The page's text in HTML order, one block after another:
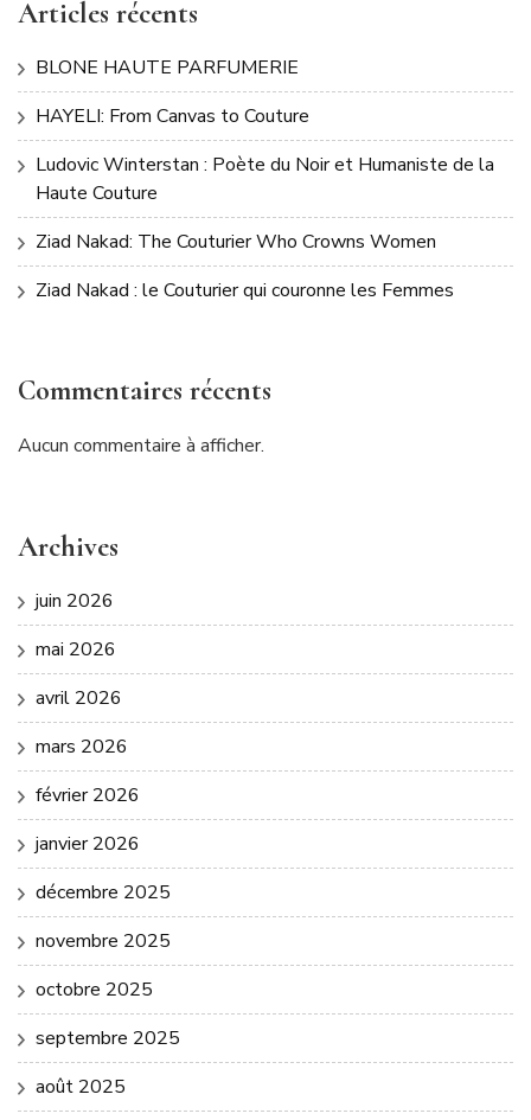
Articles récents
BLONE HAUTE PARFUMERIE
HAYELI: From Canvas to Couture
Ludovic Winterstan : Poète du Noir et Humaniste de la
Haute Couture
Ziad Nakad: The Couturier Who Crowns Women
Ziad Nakad : le Couturier qui couronne les Femmes
Commentaires récents
Aucun commentaire à afficher.
Archives
juin 2026
mai 2026
avril 2026
mars 2026
février 2026
janvier 2026
décembre 2025
novembre 2025
octobre 2025
septembre 2025
août 2025